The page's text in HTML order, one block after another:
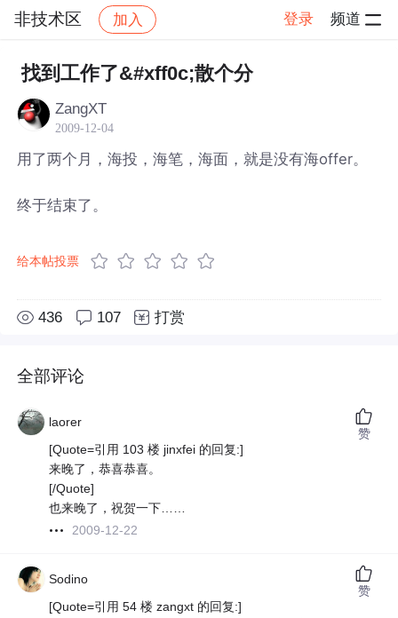
非技术区 加入 登录 频道
社区 非技术区 帖子详情
找到工作了&#xff0c;散个分
ZangXT
2009-12-04
用了两个月，海投，海笔，海面，就是没有海offer。
终于结束了。
给本帖投票
436 107 打赏
全部评论
laorer
[Quote=引用 103 楼 jinxfei 的回复:]
来晚了，恭喜恭喜。
[/Quote]
也来晚了，祝贺一下……
2009-12-22
赞
Sodino
[Quote=引用 54 楼 zangxt 的回复:]
赞